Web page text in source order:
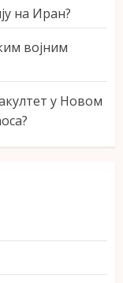
на Иран?
војним
у Новом